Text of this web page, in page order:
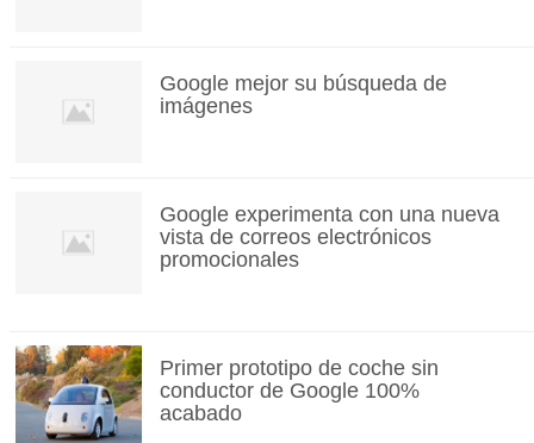
Google mejor su búsqueda de
imágenes
Google experimenta con una nueva
vista de correos electrónicos
promocionales
Primer prototipo de coche sin
conductor de Google 100%
acabado